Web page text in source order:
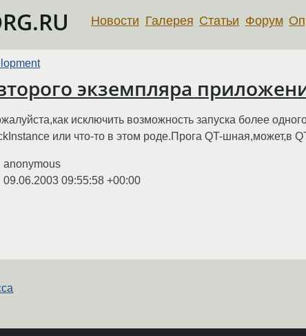
Новости Галерея Статьи Форум
экземпляра
исключить возможность запуска более
или что-то в этом роде.Прога QT-шная,может,в
anonymous
09.06.2003 09:55:58 +00:00